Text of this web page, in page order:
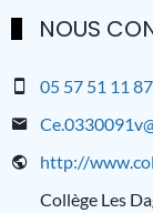
NOUS
05 57 51 11 87
http://
Collège Les